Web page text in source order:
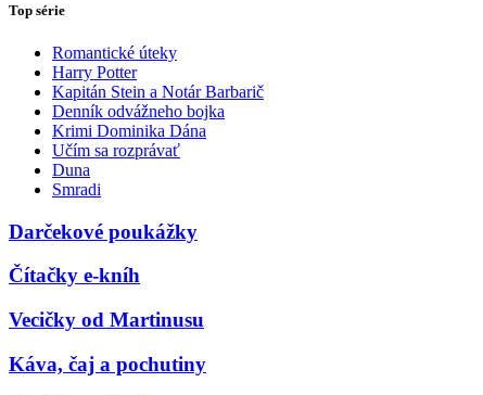
Top série
Romantické úteky
Harry Potter
Kapitán Stein a Notár Barbarič
Denník odvážneho bojka
Krimi Dominika Dána
Učím sa rozprávať
Duna
Smradi
Darčekové poukážky
Čítačky e-kníh
Vecičky od Martinusu
Káva, čaj a pochutiny